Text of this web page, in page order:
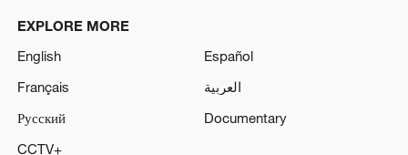
EXPLORE MORE
English
Español
Français
العربية
Русский
Documentary
CCTV+